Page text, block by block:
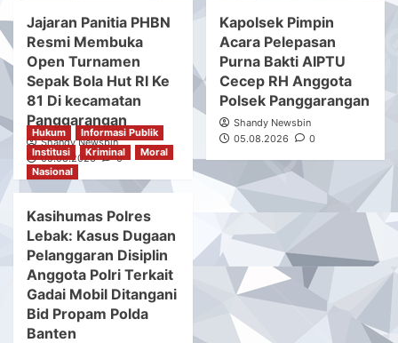
Jajaran Panitia PHBN
Resmi Membuka
Open Turnamen
Sepak Bola Hut RI Ke
81 Di kecamatan
Panggarangan
Shandy Newsbin
05.08.2026
0
Kapolsek Pimpin
Acara Pelepasan
Purna Bakti AIPTU
Cecep RH Anggota
Polsek Panggarangan
Shandy Newsbin
05.08.2026
0
Hukum
Informasi Publik
Institusi
Kriminal
Moral
Nasional
Kasihumas Polres
Lebak: Kasus Dugaan
Pelanggaran Disiplin
Anggota Polri Terkait
Gadai Mobil Ditangani
Bid Propam Polda
Banten